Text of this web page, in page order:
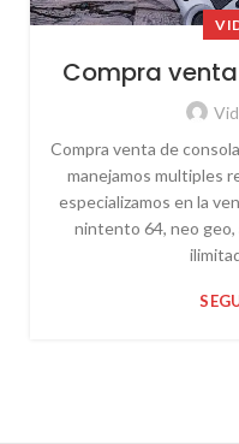
Compra
Compra venta de
manejamos multiples
especializamos en la
nintento 64, neo geo,